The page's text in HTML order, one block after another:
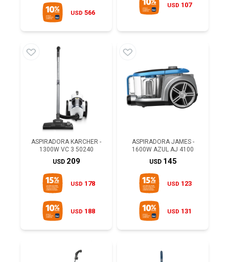
USD 566
USD 107
ASPIRADORA KARCHER -
1300W VC 3 50240
USD 209
USD 178
USD 188
ASPIRADORA JAMES -
1600W AZUL AJ 4100
USD 145
USD 123
USD 131